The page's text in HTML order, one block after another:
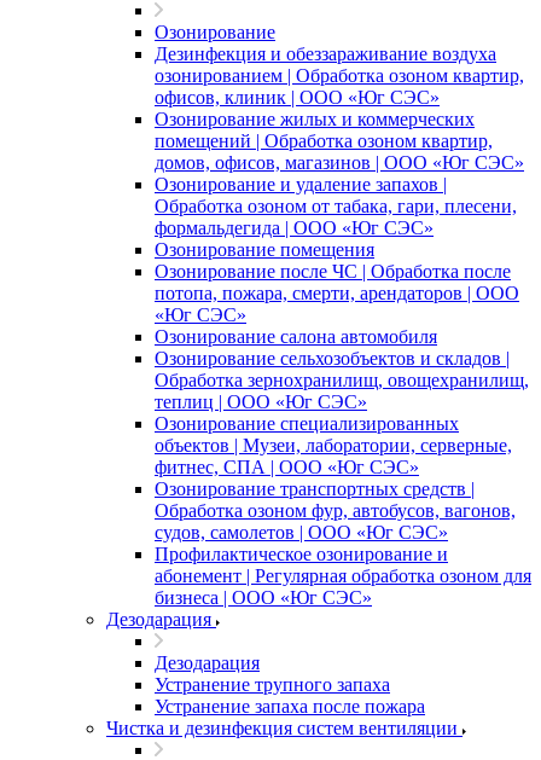
Озонирование
Дезинфекция и обеззараживание воздуха
озонированием | Обработка озоном квартир,
офисов, клиник | ООО «Юг СЭС»
Озонирование жилых и коммерческих
помещений | Обработка озоном квартир,
домов, офисов, магазинов | ООО «Юг СЭС»
Озонирование и удаление запахов |
Обработка озоном от табака, гари, плесени,
формальдегида | ООО «Юг СЭС»
Озонирование помещения
Озонирование после ЧС | Обработка после
потопа, пожара, смерти, арендаторов | ООО
«Юг СЭС»
Озонирование салона автомобиля
Озонирование сельхозобъектов и складов |
Обработка зернохранилищ, овощехранилищ,
теплиц | ООО «Юг СЭС»
Озонирование специализированных
объектов | Музеи, лаборатории, серверные,
фитнес, СПА | ООО «Юг СЭС»
Озонирование транспортных средств |
Обработка озоном фур, автобусов, вагонов,
судов, самолетов | ООО «Юг СЭС»
Профилактическое озонирование и
абонемент | Регулярная обработка озоном для
бизнеса | ООО «Юг СЭС»
Дезодарация
Дезодарация
Устранение трупного запаха
Устранение запаха после пожара
Чистка и дезинфекция систем вентиляции